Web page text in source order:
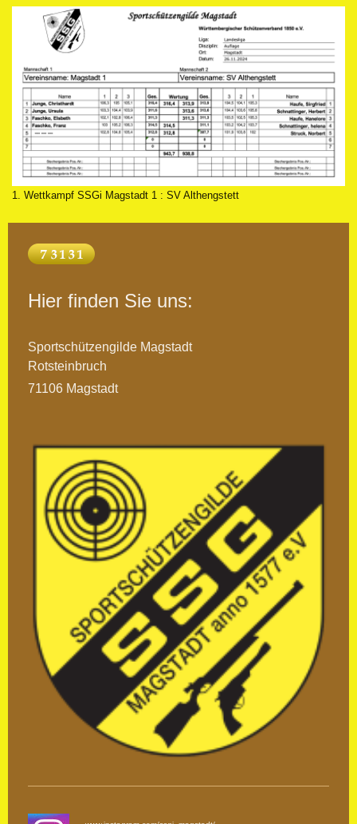
1. Wettkampf SSGi Magstadt 1 : SV Althengstett
Hier finden Sie uns:
Sportschützengilde Magstadt
Rotsteinbruch
71106 Magstadt